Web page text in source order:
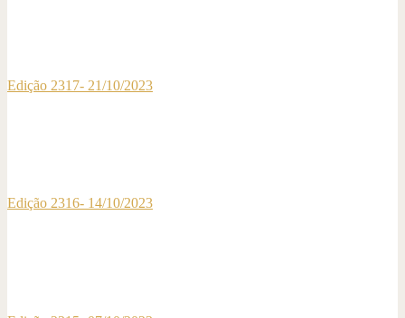
Edição 2317- 21/10/2023
Edição 2316- 14/10/2023